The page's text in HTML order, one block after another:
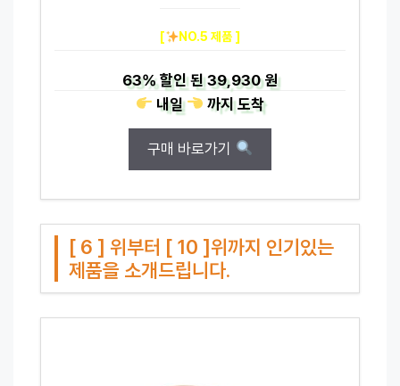
[ NO.5 제품 ]
63%할인 된39,930 원
내일
까지도착
구매 바로가기
[ 6 ] 위부터 [ 10 ]위까지 인기있는
제품을 소개드립니다.